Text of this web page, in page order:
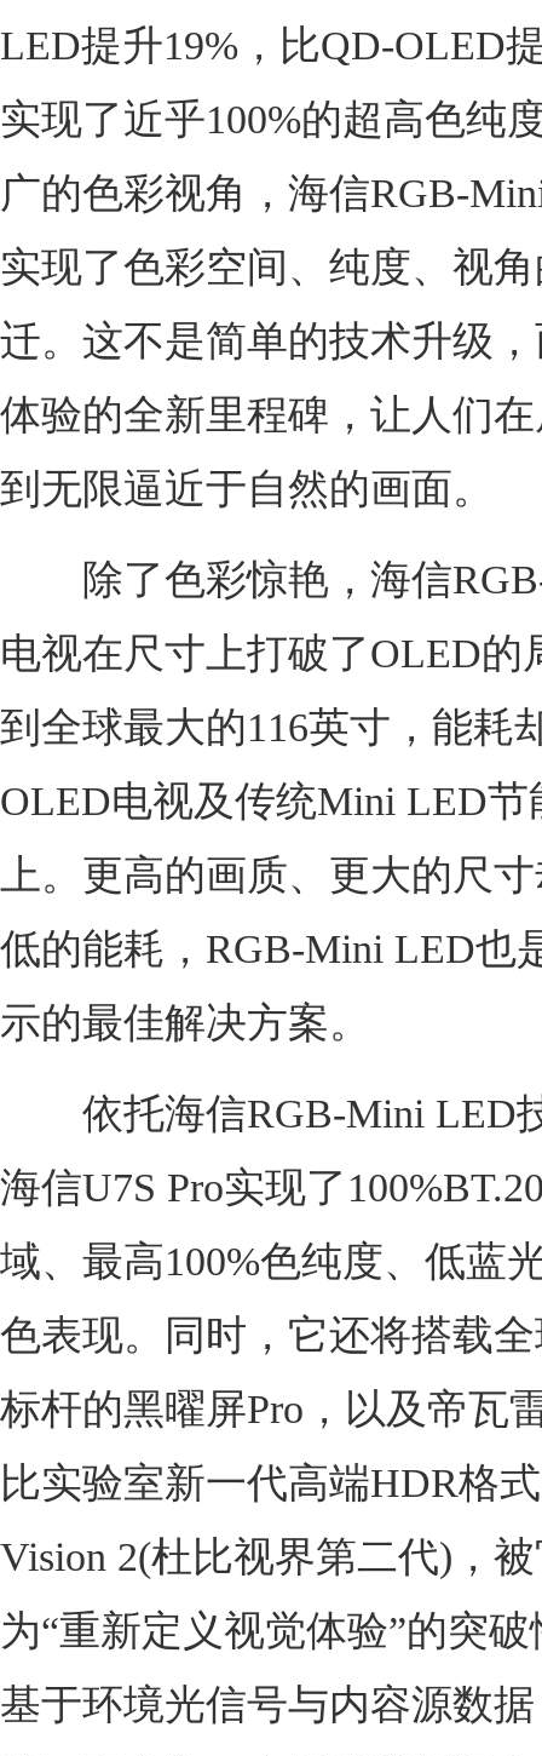
LED提升19%，比QD-OLED
实现了近乎100%的超高色纯
广的色彩视角，海信RGB-
实现了色彩空间、纯度、视
迁。这不是简单的技术升级
体验的全新里程碑，让人们
到无限逼近于自然的画面。
除了色彩惊艳，海信
电视在尺寸上打破了OLED的
到全球最大的116英寸，能耗
OLED电视及传统Mini LED节
上。更高的画质、更大的尺
低的能耗，RGB-Mini LED也
示的最佳解决方案。
依托海信RGB-Mini LED
海信U7S Pro实现了
域、最高100%色纯度、低蓝
色表现。同时，它还将搭载
标杆的黑曜屏Pro，以及帝瓦
比实验室新一代高端HDR格
Vision 2(杜比视界第二代)，
为“重新定义视觉体验”的突
基于环境光信号与内容源数